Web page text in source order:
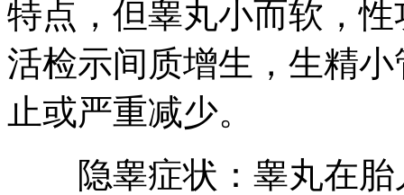
特点，但睾丸小而软，
活检示间质增生，生精
止或严重减少。
隐睾症状：睾丸在胎